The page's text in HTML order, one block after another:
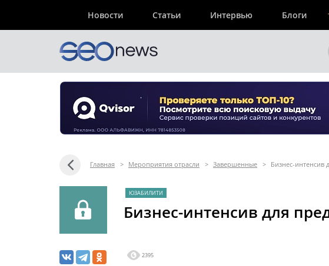
Новости Статьи Интервью Блоги
Главная > Мероприятия отрасли > Завершенные > Бизнес-интенсив
ЮЗАБИЛИТИ
Бизнес-интенсив для
2395